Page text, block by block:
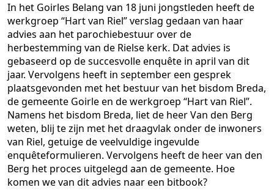
In het Goirles Belang van 18 juni jongstleden heeft de
werkgroep “Hart van Riel” verslag gedaan van haar
advies aan het parochiebestuur over de
herbestemming van de Rielse kerk. Dat advies is
gebaseerd op de succesvolle enquête in april van dit
jaar. Vervolgens heeft in september een gesprek
plaatsgevonden met het bestuur van het bisdom Breda,
de gemeente Goirle en de werkgroep “Hart van Riel”.
Namens het bisdom Breda, liet de heer Van den Berg
weten, blij te zijn met het draagvlak onder de inwoners
van Riel, getuige de veelvuldige ingevulde
enquêteformulieren. Vervolgens heeft de heer van den
Berg het proces uitgelegd aan de gemeente. Hoe
komen we van dit advies naar een bitbook?